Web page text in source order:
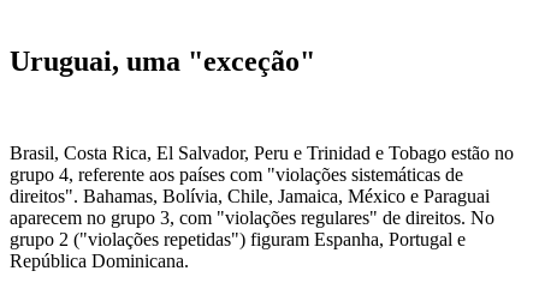
Uruguai, uma "exceção"
Brasil, Costa Rica, El Salvador, Peru e Trinidad e Tobago estão no
grupo 4, referente aos países com "violações sistemáticas de
direitos". Bahamas, Bolívia, Chile, Jamaica, México e Paraguai
aparecem no grupo 3, com "violações regulares" de direitos. No
grupo 2 ("violações repetidas") figuram Espanha, Portugal e
República Dominicana.